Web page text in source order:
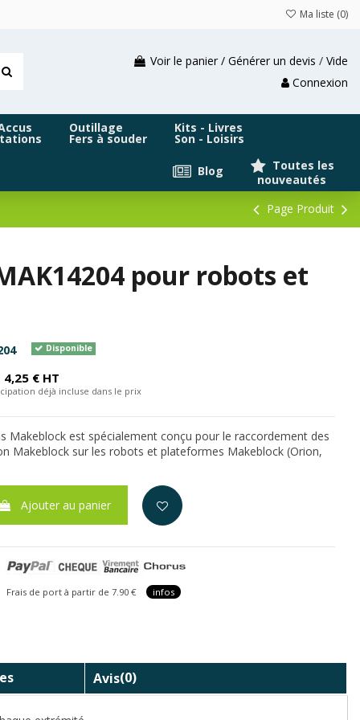
Ma liste (0)
Voir le panier / Générer un devis / Vide
Connexion
Outillage
Fers à souder
Kits - Livres
Son - Loisirs
Toutes les
nouveautés
Blog
Page Produit
pour robots et
Disponible
4,25 € HT
déjà incluse dans le prix
Makeblock est spécialement conçu pour le raccordement des
Makeblock sur les robots et plateformes Makeblock (Orion,
Ajouter au panier
de port à partir de 7.90 € infos
Avis(0)